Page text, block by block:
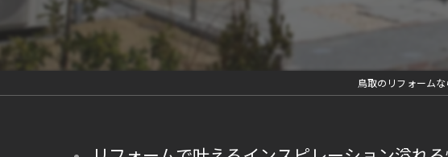
鳥取のリフォーム